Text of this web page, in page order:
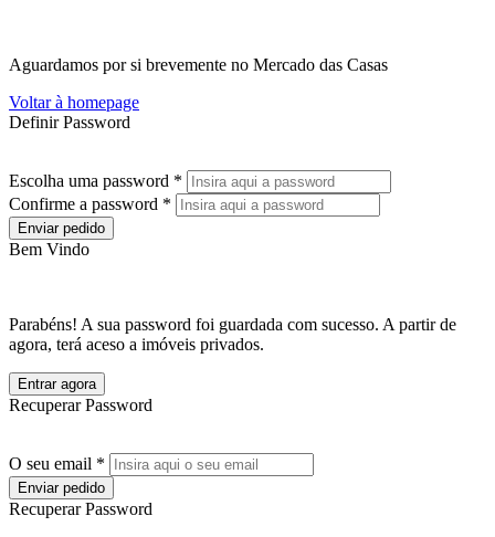
Aguardamos por si brevemente no Mercado das Casas
Voltar à homepage
Definir Password
Escolha uma password *
Confirme a password *
Enviar pedido
Bem Vindo
Parabéns! A sua password foi guardada com sucesso. A partir de
agora, terá aceso a imóveis privados.
Entrar agora
Recuperar Password
O seu email *
Enviar pedido
Recuperar Password